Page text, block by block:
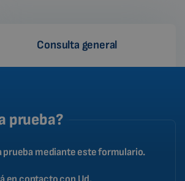
Consulta general
prueba?
prueba mediante este formulario.